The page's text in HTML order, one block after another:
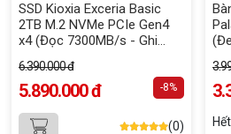
SSD Kioxia Exceria Basic
2TB M.2 NVMe PCIe Gen4
x4 (Đọc 7300MB/s - Ghi
6.390.000 đ
5.890.000 đ -8%
(0)